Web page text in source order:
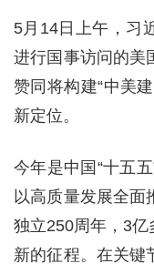
5月14日上午，习
进行国事访问的美
赞同将构建“中美
新定位。
今年是中国“十五
以高质量发展全面
独立250周年，3亿
新的征程。在关键